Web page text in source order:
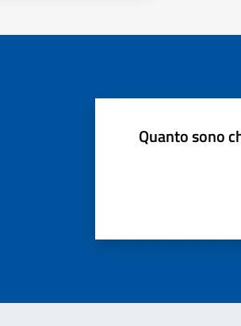
Quanto sono